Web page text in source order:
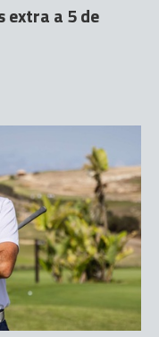
extra a 5 de